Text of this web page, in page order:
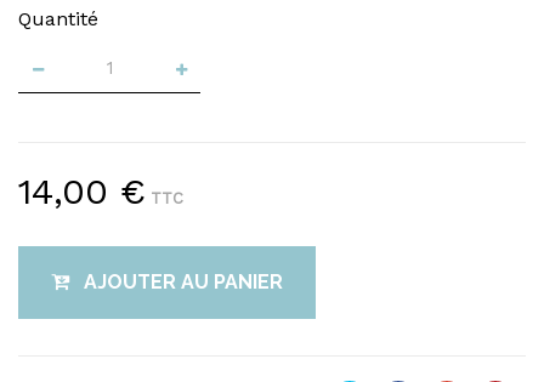
Quantité
14,00 € TTC
AJOUTER AU PANIER